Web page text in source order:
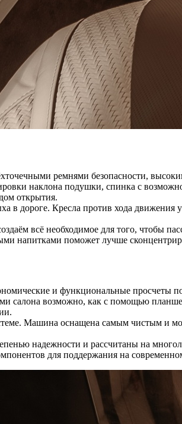
ремнями безопасности,
наклона подушки, спинка с
открытия.
в дороге. Кресла против хода
всё необходимое для того, чтобы
напитками поможет лучше
и функциональные просчеты
салона возможно, как с помощью
Машина оснащена самым чистым и
надежности и рассчитаны на
для поддержания на